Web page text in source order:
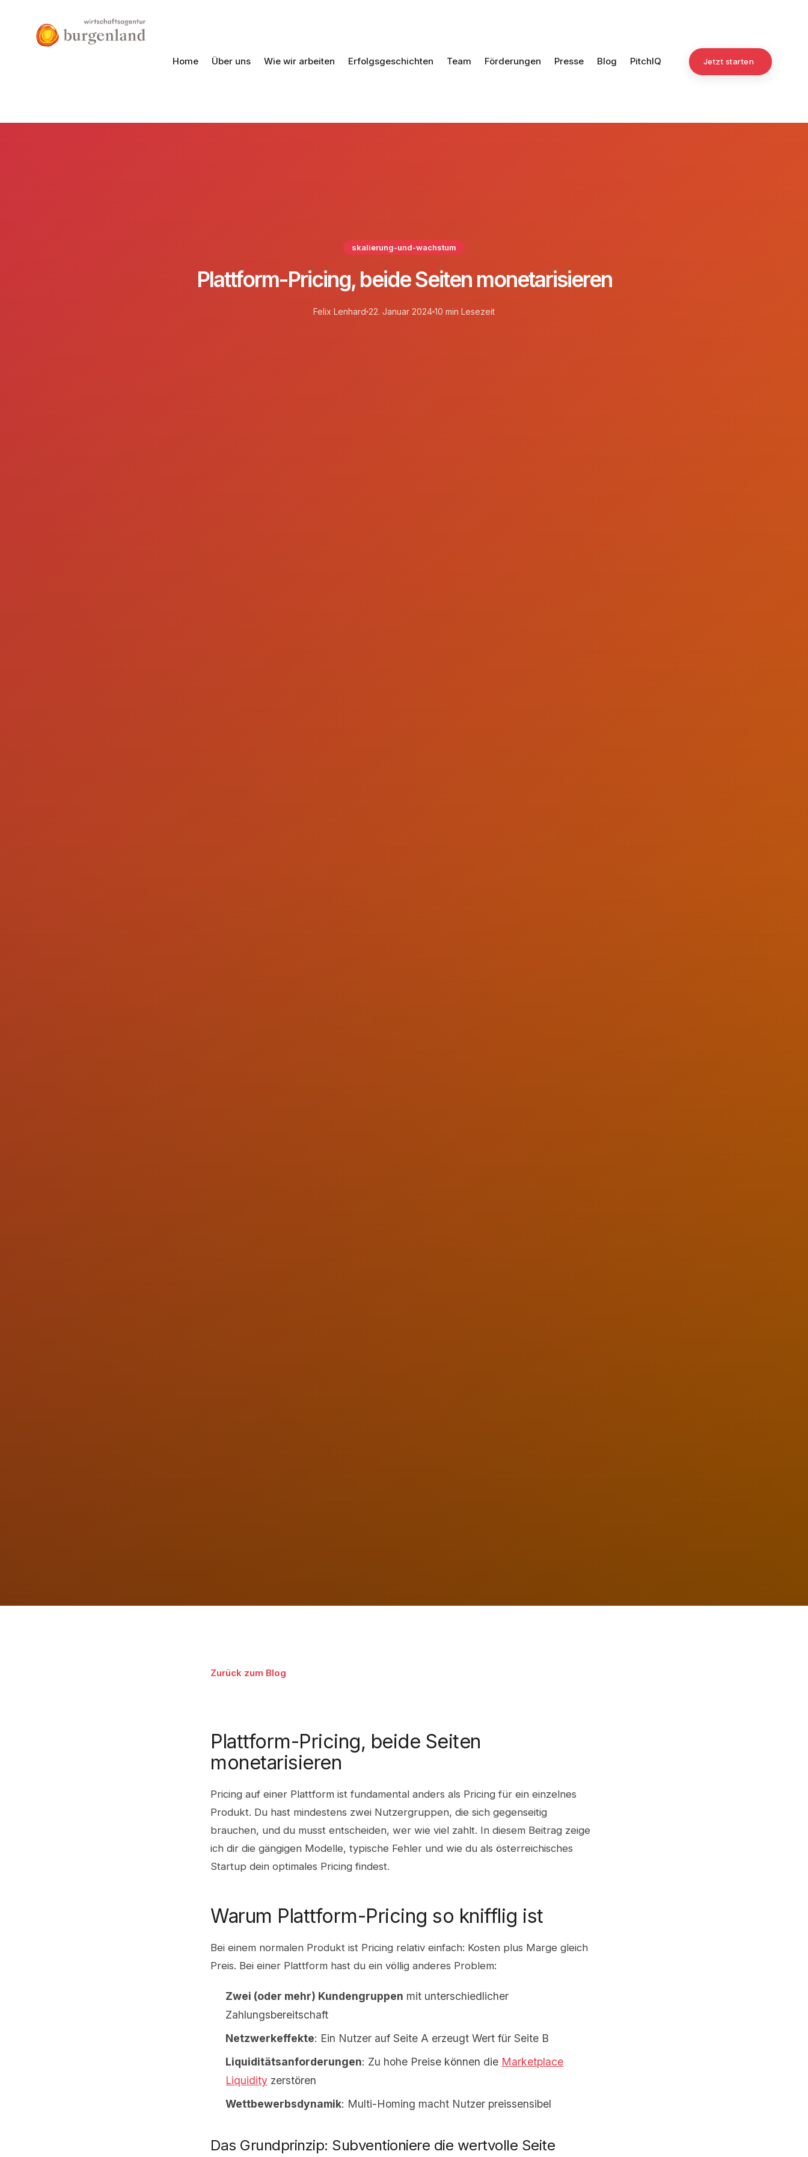
Home Über uns Wie wir arbeiten Erfolgsgeschichten Team Förderungen Presse Blog PitchIQ Jetzt starten
skalierung-und-wachstum
Plattform-Pricing, beide Seiten monetarisieren
Felix Lenhard 22. Januar 2024 10 min Lesezeit
Zurück zum Blog
Plattform-Pricing, beide Seiten
monetarisieren
Pricing auf einer Plattform ist fundamental anders als Pricing für ein einzelnes
Produkt. Du hast mindestens zwei Nutzergruppen, die sich gegenseitig
brauchen, und du musst entscheiden, wer wie viel zahlt. In diesem Beitrag zeige
ich dir die gängigen Modelle, typische Fehler und wie du als österreichisches
Startup dein optimales Pricing findest.
Warum Plattform-Pricing so knifflig ist
Bei einem normalen Produkt ist Pricing relativ einfach: Kosten plus Marge gleich
Preis. Bei einer Plattform hast du ein völlig anderes Problem:
Zwei (oder mehr) Kundengruppen mit unterschiedlicher
Zahlungsbereitschaft
Netzwerkeffekte: Ein Nutzer auf Seite A erzeugt Wert für Seite B
Liquiditätsanforderungen: Zu hohe Preise können die Marketplace
Liquidity zerstören
Wettbewerbsdynamik: Multi-Homing macht Nutzer preissensibel
Das Grundprinzip: Subventioniere die wertvolle Seite